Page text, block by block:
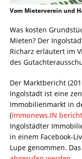
Vom Mieterverein und
Was kosten
Mieten? Der
Richarz erläutert im
des
Der Marktbericht
Ingolstadt ist eine
Immobilienmarkt in
(immonews.IN
Ingolstädter
in einem Facebook-
Lupe genommen.